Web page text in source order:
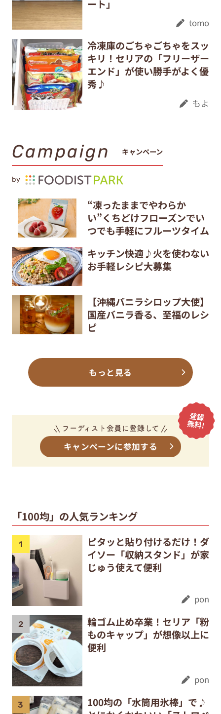
ート」
tomo
冷凍庫のごちゃごちゃをスッ
キリ！セリアの「フリーザー
エンド」が使い勝手がよく優
秀♪
もよ
Campaign キャンペーン
by
“凍ったままでやわらか
い”くちどけフローズンでい
つでも手軽にフルーツタイム
キッチン快適♪火を使わない
お手軽レシピ大募集
【沖縄バニラシロップ大使】
国産バニラ香る、至福のレシ
ピ
もっと見る
キャンペーンに参加する
「100均」の人気ランキング
ピタッと貼り付けるだけ！ダ
イソー「収納スタンド」が家
じゅう使えて便利
pon
輪ゴム止め卒業！セリア「粉
ものキャップ」が想像以上に
便利
pon
100均の「水筒用氷棒」で♪